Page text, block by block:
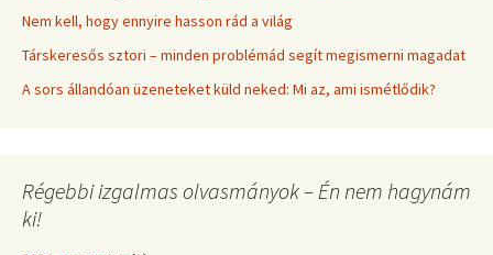
Nem kell, hogy ennyire hasson rád a világ
Társkeresős sztori – minden problémád segít megismerni magadat
A sors állandóan üzeneteket küld neked: Mi az, ami ismétlődik?
Régebbi izgalmas olvasmányok – Én nem hagynám
ki!